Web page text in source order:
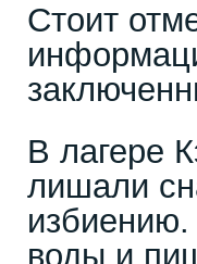
Стоит
В лагере
лишали
воды и